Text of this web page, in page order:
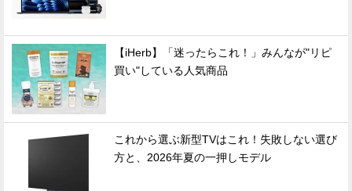
【iHerb】「迷ったらこれ！」みんなが"リピ
買い"している人気商品
これから選ぶ新型TVはこれ！失敗しない選び
方と、2026年夏の一押しモデル